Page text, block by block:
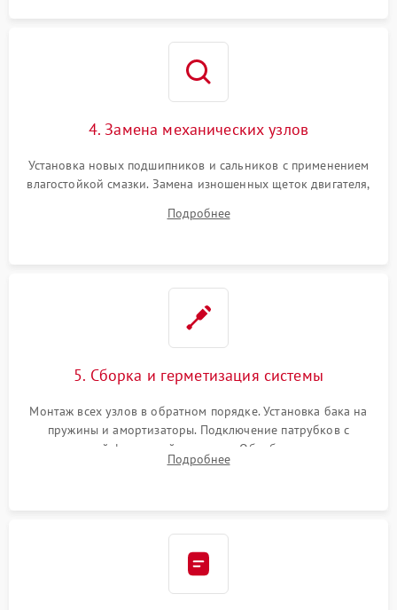
4. Замена механических узлов
Установка новых подшипников и сальников с применением
влагостойкой смазки. Замена изношенных щеток двигателя,
или поврежденной резиновой манжеты.
Подробнее
5. Сборка и герметизация системы
Монтаж всех узлов в обратном порядке. Установка бака на
пружины и амортизаторы. Подключение патрубков с
надежной фиксацией хомутами. Обработка стыков
герметиком для предотвращения возможных протечек воды.
Подробнее